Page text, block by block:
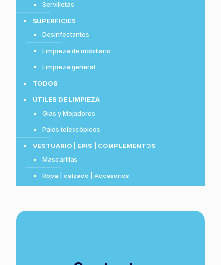
Servilletas
SUPERFICIES
Desinfectantes
Limpieza de mobiliario
Limpieza general
TODOS
ÚTILES DE LIMPIEZA
Gias y Mojadores
Palos telescópicos
VESTUARIO | EPIS | COMPLEMENTOS
Mascarillas
Ropa | calzado | Accesorios